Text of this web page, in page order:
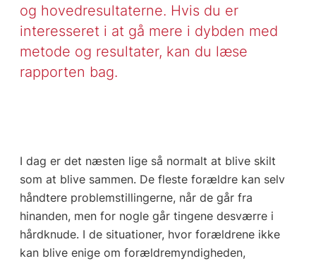
og hovedresultaterne. Hvis du er
interesseret i at gå mere i dybden med
metode og resultater, kan du læse
rapporten bag.
I dag er det næsten lige så normalt at blive skilt
som at blive sammen. De fleste forældre kan selv
håndtere problemstillingerne, når de går fra
hinanden, men for nogle går tin­gene desværre i
hårdknude. I de situationer, hvor forældrene ikke
kan blive enige om forældremyndigheden,